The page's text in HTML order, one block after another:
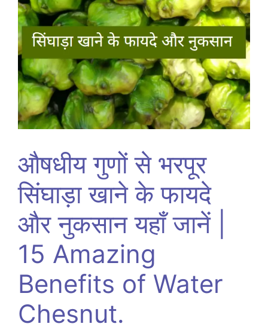
औषधीय गुणों से भरपूर
सिंघाड़ा खाने के फायदे
और नुकसान यहाँ जानें |
15 Amazing
Benefits of Water
Chesnut.